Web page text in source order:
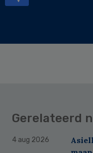
Gerelateerd
4 aug 2026